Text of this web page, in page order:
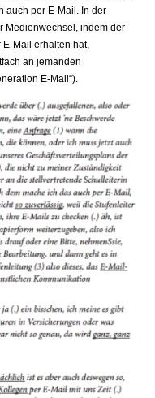
auch per E-Mail. In der
Medienwechsel, indem der
E-Mail erhalten hat,
an jemanden
E-Mail“).